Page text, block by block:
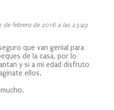
de febrero de 2016 a las 23:49
que van genial para
de la casa, por lo
y si a mi edad disfruto
ellos.